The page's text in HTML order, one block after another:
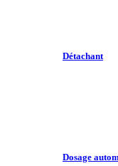
Détachant
Dosage